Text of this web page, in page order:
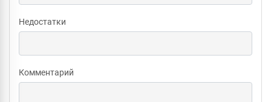
Недостатки
Комментарий